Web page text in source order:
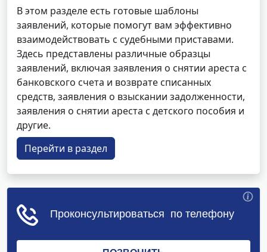
В этом разделе есть готовые шаблоны
заявлений, которые помогут вам эффективно
взаимодействовать с судебными приставами.
Здесь представлены различные образцы
заявлений, включая заявления о снятии ареста с
банковского счета и возврате списанных
средств, заявления о взыскании задолженности,
заявления о снятии ареста с детского пособия и
другие.
Перейти в раздел